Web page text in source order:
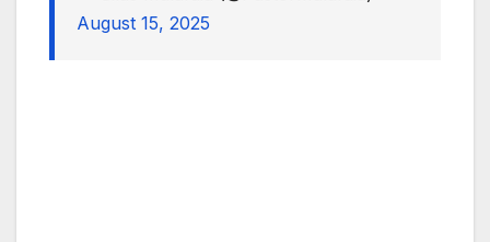
August 15, 2025